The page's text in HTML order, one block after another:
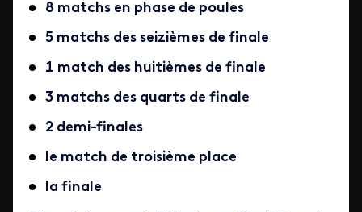
8 matchs en phase de poules
5 matchs des seizièmes de finale
1 match des huitièmes de finale
3 matchs des quarts de finale
2 demi-finales
le match de troisième place
la finale